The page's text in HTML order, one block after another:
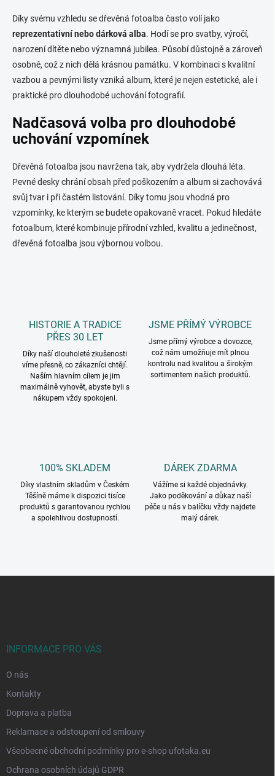
Díky svému vzhledu se dřevěná fotoalba často volí jako
reprezentativní nebo dárková alba. Hodí se pro svatby, výročí,
narození dítěte nebo významná jubilea. Působí důstojně a zároveň
osobně, což z nich dělá krásnou památku. V kombinaci s kvalitní
vazbou a pevnými listy vzniká album, které je nejen estetické, ale i
praktické pro dlouhodobé uchování fotografií.
Nadčasová volba pro dlouhodobé
uchování vzpomínek
Dřevěná fotoalba jsou navržena tak, aby vydržela dlouhá léta.
Pevné desky chrání obsah před poškozením a album si zachovává
svůj tvar i při častém listování. Díky tomu jsou vhodná pro
vzpomínky, ke kterým se budete opakovaně vracet. Pokud hledáte
fotoalbum, které kombinuje přírodní vzhled, kvalitu a jedinečnost,
dřevěná fotoalba jsou výbornou volbou.
HISTORIE A TRADICE
PŘES 30 LET
Díky naší dlouholeté zkušenosti
víme přesně, co zákazníci chtějí.
Naším hlavním cílem je jim
maximálně vyhovět, abyste byli s
nákupem vždy spokojeni.
JSME PŘÍMÝ VÝROBCE
Jsme přímý výrobce a dovozce,
což nám umožňuje mít plnou
kontrolu nad kvalitou a širokým
sortimentem našich produktů.
100% SKLADEM
Díky vlastním skladům v Českém
Těšíně máme k dispozici tisíce
produktů s garantovanou rychlou
a spolehlivou dostupností.
DÁREK ZDARMA
Vážíme si každé objednávky.
Jako poděkování a důkaz naší
péče u nás v balíčku vždy najdete
malý dárek.
INFORMACE PRO VÁS
O nás
Kontakty
Doprava a platba
Reklamace a odstoupení od smlouvy
Všeobecné obchodní podmínky pro e-shop ufotaka.eu
Ochrana osobních údajů GDPR